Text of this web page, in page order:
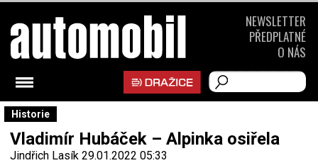
Historie
Vladimír Hubáček – Alpinka osiřela
Jindřich Lasík 29.01.2022 05:33
NEWSLETTER
PŘEDPLATNÉ
O NÁS